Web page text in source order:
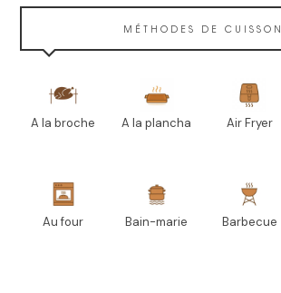
MÉTHODES DE CUISSON
A la broche A la plancha Air Fryer
Au four Bain-marie Barbecue